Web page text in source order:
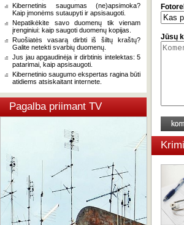
Kibernetinis saugumas (ne)apsimoka?
Kaip įmonėms sutaupyti ir apsisaugoti.
Nepatikėkite savo duomenų tik vienam
įrenginiui: kaip saugoti duomenų kopijas.
Ruošiatės vasarą dirbti iš šiltų kraštų?
Galite netekti svarbių duomenų.
Jus jau apgaudinėja ir dirbtinis intelektas: 5
patarimai, kaip apsisaugoti.
Kibernetinio saugumo ekspertas ragina būti
atidiems atsiskaitant internete.
Pagalba priimant TV
Jūsų